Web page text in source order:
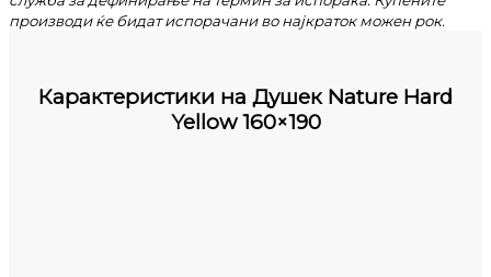
производи ќе бидат испорачани во најкраток можен рок.
Карактеристики на Душек Nature Hard
Yellow 160×190